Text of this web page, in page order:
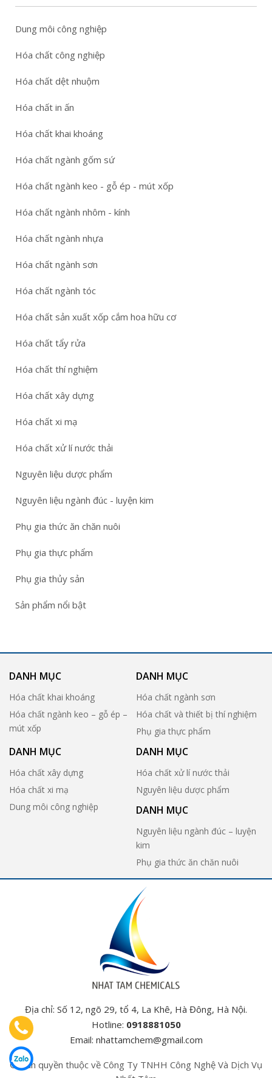
Dung môi công nghiệp
Hóa chất công nghiệp
Hóa chất dệt nhuộm
Hóa chất in ấn
Hóa chất khai khoáng
Hóa chất ngành gốm sứ
Hóa chất ngành keo - gỗ ép - mút xốp
Hóa chất ngành nhôm - kính
Hóa chất ngành nhựa
Hóa chất ngành sơn
Hóa chất ngành tóc
Hóa chất sản xuất xốp cắm hoa hữu cơ
Hóa chất tẩy rửa
Hóa chất thí nghiệm
Hóa chất xây dựng
Hóa chất xi mạ
Hóa chất xử lí nước thải
Nguyên liệu dược phẩm
Nguyên liệu ngành đúc - luyện kim
Phụ gia thức ăn chăn nuôi
Phụ gia thực phẩm
Phụ gia thủy sản
Sản phẩm nổi bật
DANH MỤC
Hóa chất khai khoáng
Hóa chất ngành keo – gỗ ép –
mút xốp
DANH MỤC
Hóa chất ngành sơn
Hóa chất và thiết bị thí nghiệm
Phụ gia thực phẩm
DANH MỤC
Hóa chất xây dựng
Hóa chất xi mạ
Dung môi công nghiệp
DANH MỤC
Hóa chất xử lí nước thải
Nguyên liệu dược phẩm
DANH MỤC
Nguyên liệu ngành đúc – luyện
kim
Phụ gia thức ăn chăn nuôi
Địa chỉ: Số 12, ngõ 29, tổ 4, La Khê, Hà Đông, Hà Nội.
Hotline: 0918881050
Email: nhattamchem@gmail.com
© Bản quyền thuộc về Công Ty TNHH Công Nghệ Và Dịch Vụ